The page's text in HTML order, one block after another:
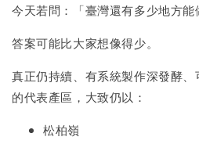
今天若問：「臺灣還有多少地方能
答案可能比大家想像得少。
真正仍持續、有系統製作深發酵
的代表產區，大致仍以：
松柏嶺